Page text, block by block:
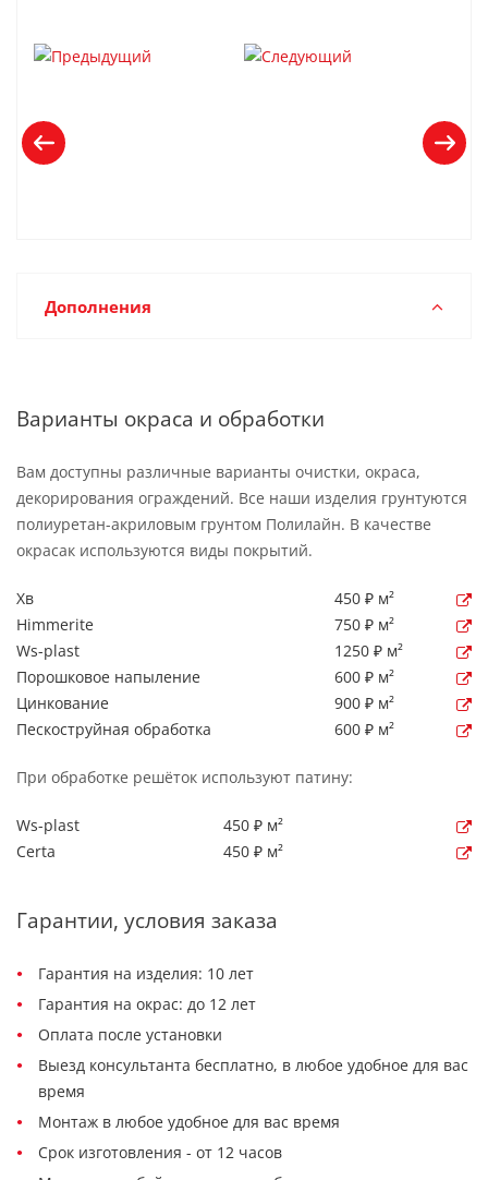
Дополнения
Варианты окраса и обработки
Вам доступны различные варианты очистки, окраса,
декорирования ограждений. Все наши изделия грунтуются
полиуретан-акриловым грунтом Полилайн. В качестве
окрасак используются виды покрытий.
Хв
450 ₽ м²
Himmerite
750 ₽ м²
Ws-plast
1250 ₽ м²
Порошковое напыление
600 ₽ м²
Цинкование
900 ₽ м²
Пескоструйная обработка
600 ₽ м²
При обработке решёток используют патину:
Ws-plast
450 ₽ м²
Certa
450 ₽ м²
Гарантии, условия заказа
Гарантия на изделия: 10 лет
Гарантия на окрас: до 12 лет
Оплата после установки
Выезд консультанта бесплатно, в любое удобное для вас
время
Монтаж в любое удобное для вас время
Срок изготовления - от 12 часов